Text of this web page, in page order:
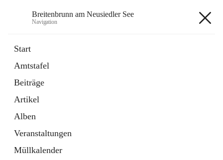
Breitenbrunn am Neusiedler See
Navigation
Start
Amtstafel
Beiträge
Artikel
Alben
Veranstaltungen
Müllkalender
18 Schnellzugriffe
Gemeindeservice